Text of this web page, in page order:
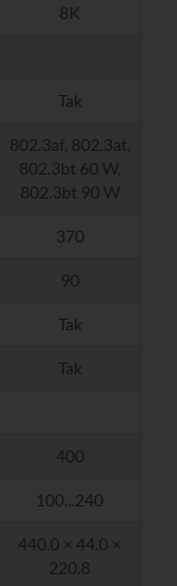
8K
Tak
802.3af, 802.3at,
802.3bt 60 W,
802.3bt 90 W
370
90
Tak
Tak
400
100...240
440.0 × 44.0 ×
220.8